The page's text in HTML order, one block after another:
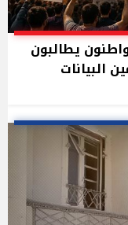
يطالبون
البيانات